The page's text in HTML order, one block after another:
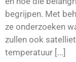
begrijpen. Met
ze onderzoeken
zullen ook
temperatuur [...]